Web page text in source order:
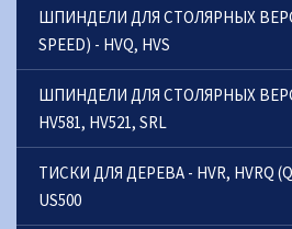
ШПИНДЕЛИ ДЛЯ СТОЛЯРНЫХ
SPEED) - HVQ, HVS
ШПИНДЕЛИ ДЛЯ СТОЛЯРНЫХ
HV581, HV521, SRL
ТИСКИ ДЛЯ ДЕРЕВА - HVR, HVRQ
US500